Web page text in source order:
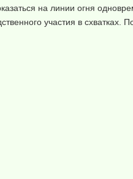
на линии огня
участия в схватках.